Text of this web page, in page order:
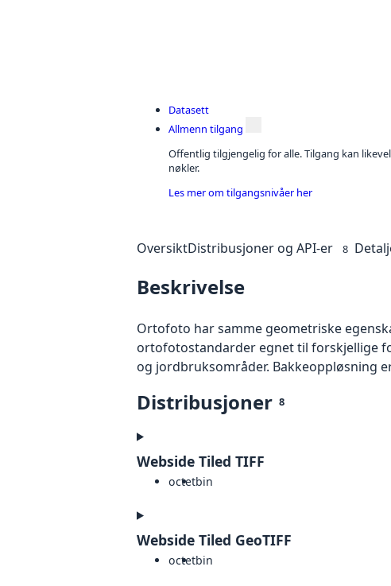
Datasett
Allmenn tilgang
Offentlig tilgjengelig for alle. Tilgang kan
nøkler.
Les mer om tilgangsnivåer her
OversiktDistribusjoner og API-er 8
Beskrivelse
Ortofoto har samme geometriske
ortofotostandarder egnet til forskjellige
og jordbruksområder. Bakkeoppløsning
Distribusjoner 8
Webside Tiled TIFF
octetbin
Webside Tiled GeoTIFF
octetbin